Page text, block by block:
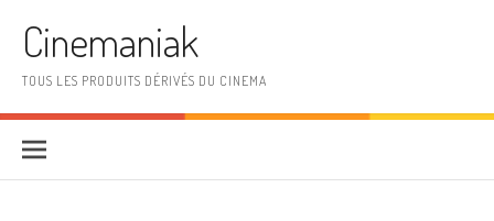
Cinemaniak
TOUS LES PRODUITS DÉRIVÉS DU CINEMA